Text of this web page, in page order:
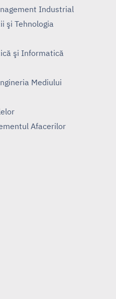
Industrial
şi Tehnologia
şi Informatică
Mediului
Afacerilor